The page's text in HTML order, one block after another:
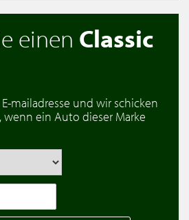
einen Classic
mailadresse und wir schicken
wenn ein Auto dieser Marke